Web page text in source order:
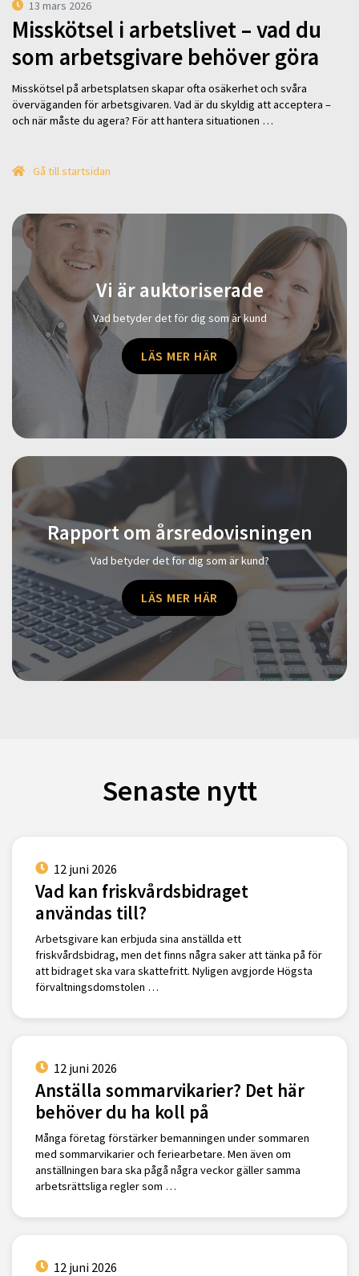
13 mars 2026
Misskötsel i arbetslivet – vad du
som arbetsgivare behöver göra
Misskötsel på arbetsplatsen skapar ofta osäkerhet och svåra
överväganden för arbetsgivaren. Vad är du skyldig att acceptera –
och när måste du agera? För att hantera situationen …
Gå till startsidan
Vi är auktoriserade
Vad betyder det för dig som är kund
LÄS MER HÄR
Rapport om årsredovisningen
Vad betyder det för dig som är kund?
LÄS MER HÄR
Senaste nytt
12 juni 2026
Vad kan friskvårdsbidraget
användas till?
Arbetsgivare kan erbjuda sina anställda ett
friskvårdsbidrag, men det finns några saker att tänka på för
att bidraget ska vara skattefritt. Nyligen avgjorde Högsta
förvaltningsdomstolen …
12 juni 2026
Anställa sommarvikarier? Det här
behöver du ha koll på
Många företag förstärker bemanningen under sommaren
med sommarvikarier och feriearbetare. Men även om
anställningen bara ska pågå några veckor gäller samma
arbetsrättsliga regler som …
12 juni 2026